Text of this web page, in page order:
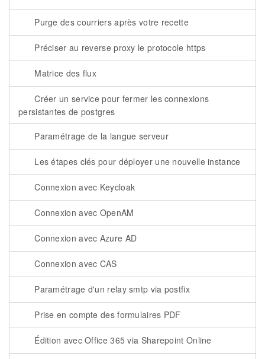
Purge des courriers après votre recette
Préciser au reverse proxy le protocole https
Matrice des flux
Créer un service pour fermer les connexions
persistantes de postgres
Paramétrage de la langue serveur
Les étapes clés pour déployer une nouvelle instance
Connexion avec Keycloak
Connexion avec OpenAM
Connexion avec Azure AD
Connexion avec CAS
Paramétrage d'un relay smtp via postfix
Prise en compte des formulaires PDF
Édition avec Office 365 via Sharepoint Online